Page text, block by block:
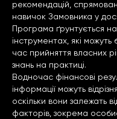
рекомендацій,
навичок Замовника у
Програма ґрунтується
інструментах, які
час прийняття власних
знань на практиці.
Водночас фінансові
інформації можуть
оскільки вони залежать
факторів, зокрема